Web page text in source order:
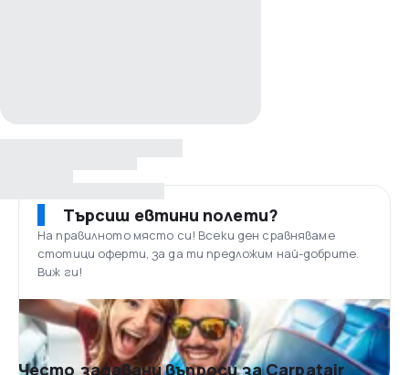
Търсиш евтини полети?
На правилното място си! Всеки ден сравняваме
стотици оферти, за да ти предложим най-добрите.
Виж ги!
Често задавани въпроси за Carpatair